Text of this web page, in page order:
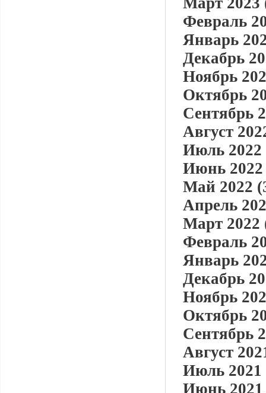
Февраль
Январь
Декабрь
Ноябрь
Октябрь
Сентябрь
Август
Июль 2022
Июнь 2022
Май 2022
Апрель
Март 2022
Февраль
Январь
Декабрь
Ноябрь
Октябрь
Сентябрь
Август
Июль 2021
Июнь 2021